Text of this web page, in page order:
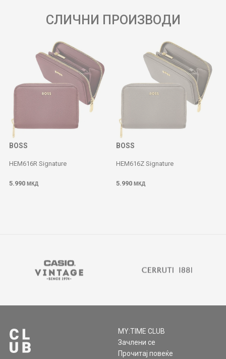
СЛИЧНИ ПРОИЗВОДИ
BOSS
HEM616R Signature
5.990 МКД
BOSS
HEM616Z Signature
5.990 МКД
MY:TIME CLUB
Зачлени се
Прочитај повеќе